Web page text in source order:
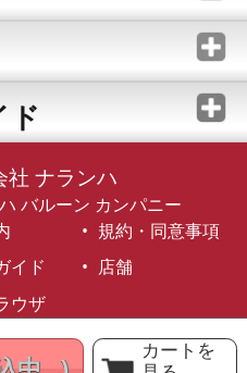
カートを
ド
社 ナランハ
バルーン カンパニー
規約・同意事項
イド
店舗
ウザ
All Rights Reserved.